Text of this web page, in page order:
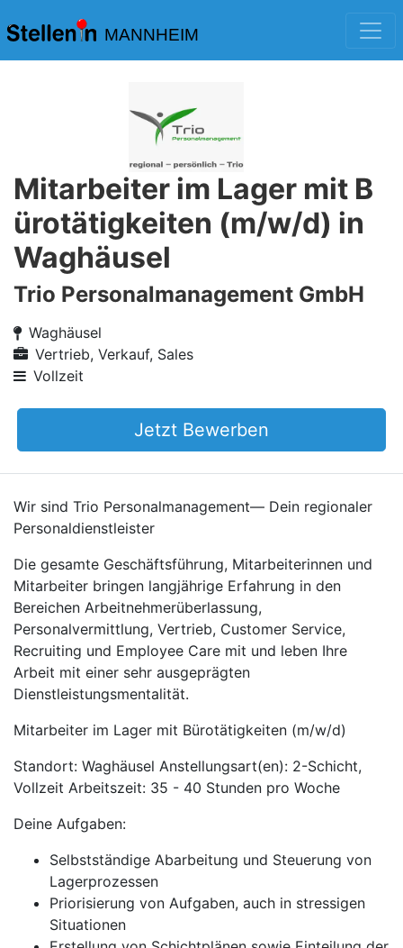
MANNHEIM
Mitarbeiter im Lager mit B
ürotätigkeiten (m/w/d) in
Waghäusel
Trio Personalmanagement GmbH
Waghäusel
Vertrieb, Verkauf, Sales
Vollzeit
Jetzt Bewerben
Wir sind Trio Personalmanagement— Dein regionaler
Personaldienstleister
Die gesamte Geschäftsführung, Mitarbeiterinnen und
Mitarbeiter bringen langjährige Erfahrung in den
Bereichen Arbeitnehmerüberlassung,
Personalvermittlung, Vertrieb, Customer Service,
Recruiting und Employee Care mit und leben Ihre
Arbeit mit einer sehr ausgeprägten
Dienstleistungsmentalität.
Mitarbeiter im Lager mit Bürotätigkeiten (m/w/d)
Standort: Waghäusel Anstellungsart(en): 2-Schicht,
Vollzeit Arbeitszeit: 35 - 40 Stunden pro Woche
Deine Aufgaben:
Selbstständige Abarbeitung und Steuerung von
Lagerprozessen
Priorisierung von Aufgaben, auch in stressigen
Situationen